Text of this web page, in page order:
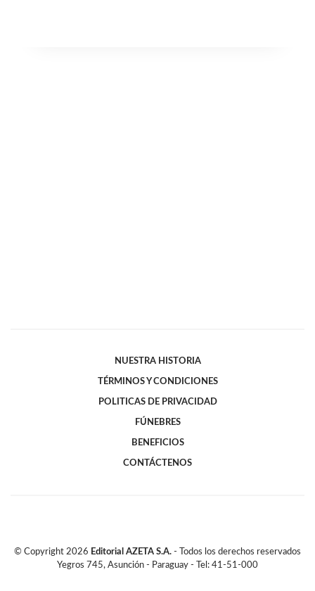
NUESTRA HISTORIA
TÉRMINOS Y CONDICIONES
POLITICAS DE PRIVACIDAD
FÚNEBRES
BENEFICIOS
CONTÁCTENOS
© Copyright 2026 Editorial AZETA S.A. - Todos los derechos reservados
Yegros 745, Asunción - Paraguay - Tel: 41-51-000